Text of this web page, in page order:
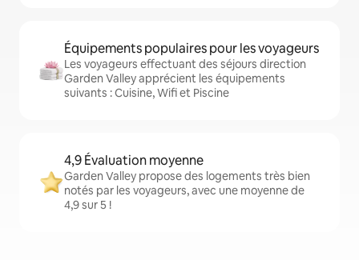
Équipements populaires pour les voyageurs
Les voyageurs effectuant des séjours direction
Garden Valley apprécient les équipements
suivants : Cuisine, Wifi et Piscine
4,9 Évaluation moyenne
Garden Valley propose des logements très bien
notés par les voyageurs, avec une moyenne de
4,9 sur 5 !